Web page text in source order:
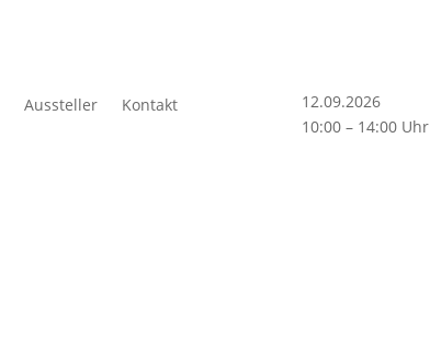
Aussteller Kontakt
12.09.2026
10:00 – 14:00 Uhr